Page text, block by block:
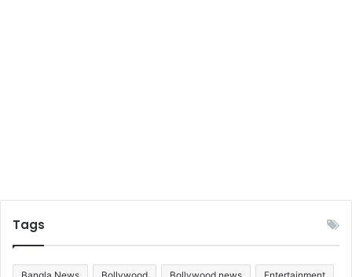
জ
কে
বি
নো
Tags